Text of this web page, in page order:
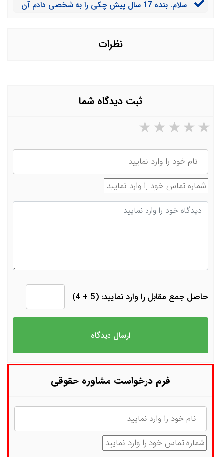
سلام. بنده 17 سال پیش چکی را به شخصی دادم آن
نظرات
ثبت دیدگاه شما
۵ ستاره از ۵ ۴ ستاره از ۵ ۳ ستاره از ۵ ۲ ستاره از ۵
نام
شماره تماس
دیدگاه
حاصل جمع مقابل را وارد نمایید: (5 + 4)
فرم درخواست مشاوره حقوقی
نام
شماره تماس